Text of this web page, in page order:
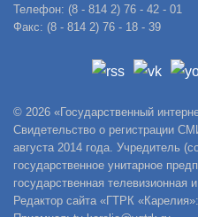
Телефон: (8 - 814 2) 76 - 42 - 01
Факс: (8 - 814 2) 76 - 18 - 39
© 2026 «Государственный
Свидетельство о регистрации
августа 2014 года. Учредитель
государственное унитарное
государственная
Редактор сайта «ГТРК